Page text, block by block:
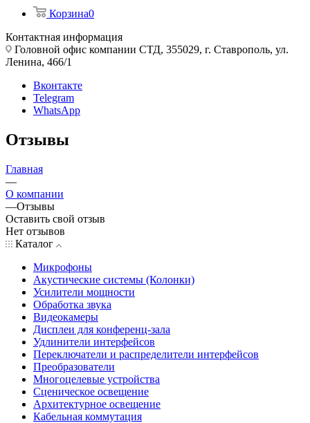
Корзина0
Контактная информация
Головной офис компании СТД, 355029, г. Ставрополь, ул.
Ленина, 466/1
Вконтакте
Telegram
WhatsApp
Отзывы
Главная
—
О компании
—Отзывы
Оставить свой отзыв
Нет отзывов
Каталог
Микрофоны
Акустические системы (Колонки)
Усилители мощности
Обработка звука
Видеокамеры
Дисплеи для конференц-зала
Удлинители интерфейсов
Переключатели и распределители интерфейсов
Преобразователи
Многоцелевые устройства
Сценическое освещение
Архитектурное освещение
Кабельная коммутация